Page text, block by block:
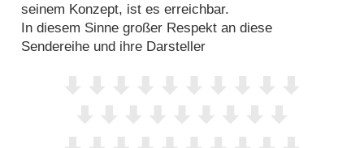
seinem Konzept, ist es erreichbar.
In diesem Sinne großer Respekt an diese
Sendereihe und ihre Darsteller